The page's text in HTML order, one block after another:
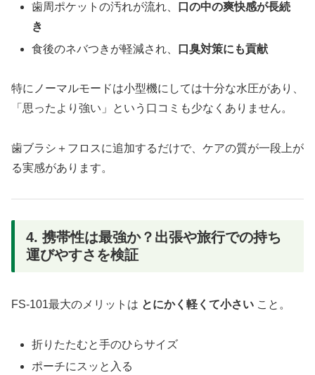
歯周ポケットの汚れが流れ、
口の中の爽快感が長続
き
食後のネバつきが軽減され、
口臭対策にも貢献
特にノーマルモードは小型機にしては十分な水圧があり、
「思ったより強い」という口コミも少なくありません。
歯ブラシ＋フロスに追加するだけで、ケアの質が一段上が
る実感があります。
4. 携帯性は最強か？出張や旅行での持ち
運びやすさを検証
FS-101最大のメリットは とにかく軽くて小さい こと。
折りたたむと手のひらサイズ
ポーチにスッと入る